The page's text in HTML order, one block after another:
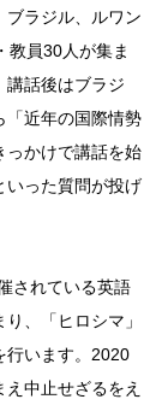
ブラジル、ルワン
教員30人が集ま
講話後はブラジ
「近年の国際情勢
っかけで講話を始
いった質問が投げ
されている英語
、「ヒロシマ」
行います。2020
中止せざるをえ